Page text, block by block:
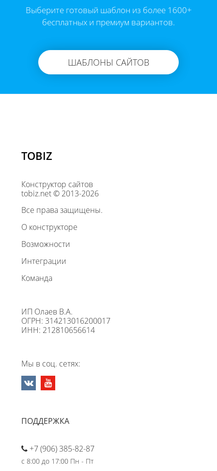
Выберите готовый шаблон из более 1600+
бесплатных и премиум вариантов.
ШАБЛОНЫ САЙТОВ
TOBIZ
Конструктор сайтов
tobiz.net © 2013-2026
Все права защищены.
О конструкторе
Возможности
Интеграции
Команда
ИП Олаев В.А.
ОГРН: 314213016200017
ИНН: 212810656614
Мы в соц. сетях:
ПОДДЕРЖКА
+7 (906) 385-82-87
с 8:00 до 17:00 Пн - Пт